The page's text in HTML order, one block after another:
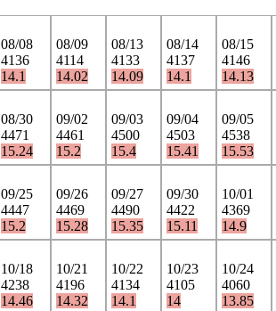
08/08
4136
14.1
08/09
4114
14.02
08/13
4133
14.09
08/14
4137
14.1
08/15
4146
14.13
08/30
4471
15.24
09/02
4461
15.2
09/03
4500
15.4
09/04
4503
15.41
09/05
4538
15.53
09/25
4447
15.2
09/26
4469
15.28
09/27
4490
15.35
09/30
4422
15.11
10/01
4369
14.9
10/18
4238
14.46
10/21
4196
14.32
10/22
4134
14.1
10/23
4105
14
10/24
4060
13.85